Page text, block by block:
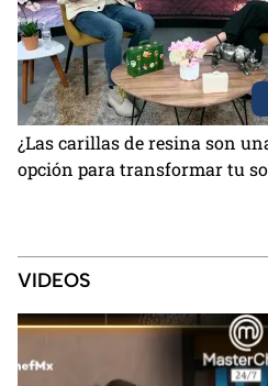
¿Las carillas de resina son
opción para transformar tu
VIDEOS